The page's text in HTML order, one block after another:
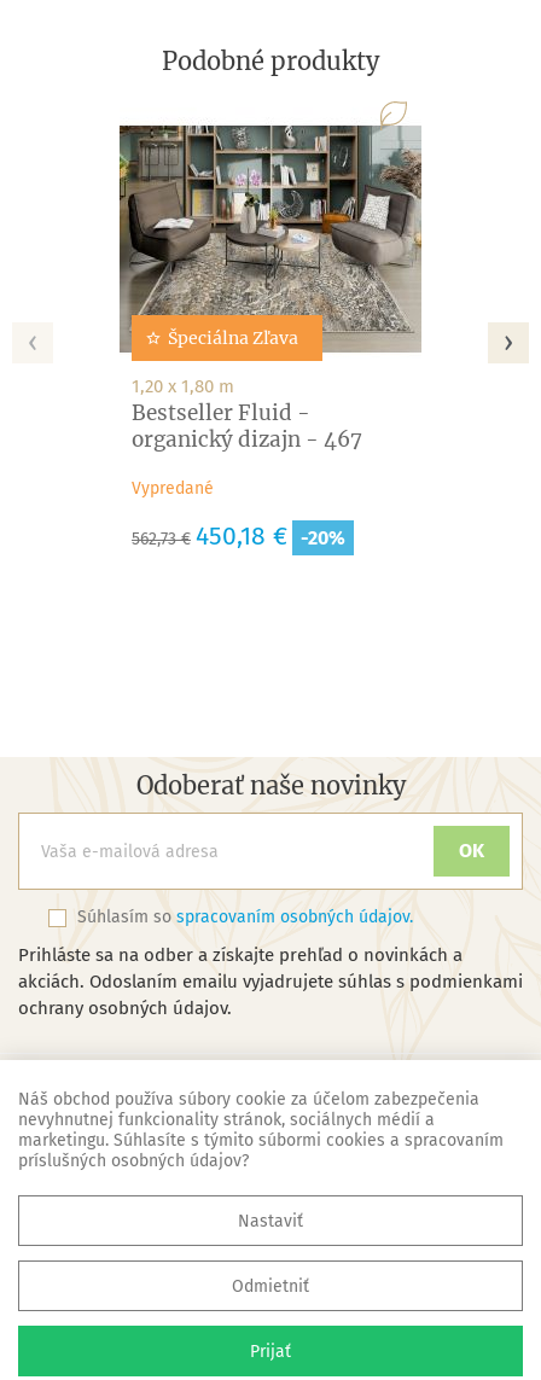
Podobné produkty
Špeciálna Zľava
1,20 x 1,80 m
Bestseller Fluid -
organický dizajn - 467
Vypredané
Základná
cena
562,73 € Cena
450,18 € -20%
‹ ›
Odoberať naše novinky
Súhlasím so spracovaním osobných údajov.
Prihláste sa na odber a získajte prehľad o novinkách a
akciách. Odoslaním emailu vyjadrujete súhlas s podmienkami
ochrany osobných údajov.
Náš obchod
Základné informácie 
Všetko o nákupe 
© 2008 - 2026 SKY Carpet Slovakia, s.r.o. - Všetky práva vyhradené
Náš obchod používa súbory cookie za účelom zabezpečenia
nevyhnutnej funkcionality stránok, sociálnych médií a
marketingu. Súhlasíte s týmito súbormi cookies a spracovaním
príslušných osobných údajov?
Nastaviť
Odmietniť
Prijať